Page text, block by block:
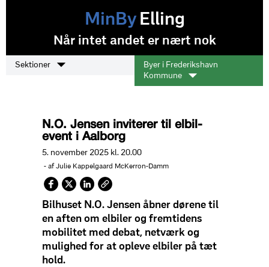
MinBy Elling
Når intet andet er nært nok
Sektioner
Byer i Frederikshavn
Kommune
N.O. Jensen inviterer til elbil-
event i Aalborg
5. november 2025 kl. 20.00
- af Julie Kappelgaard McKerron-Damm
Bilhuset N.O. Jensen åbner dørene til
en aften om elbiler og fremtidens
mobilitet med debat, netværk og
mulighed for at opleve elbiler på tæt
hold.